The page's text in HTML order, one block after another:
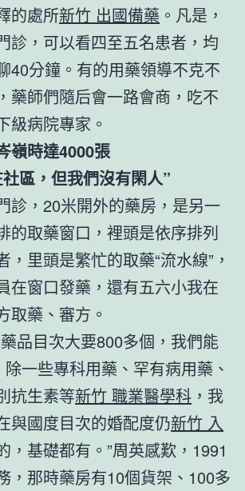
的處所新竹 出國備藥 。凡是，
診，可以看四至五名患者，均
40分鐘。有的用藥領導不克不
藥師們隨后會一路會商，吃不
級病院專家。
嶺時達4000張
區，但我們沒有閑人”
診，20米開外的藥房，是另一
的取藥窗口，裡頭是依序排列
，里頭是繁忙的取藥“流水線”，
在窗口發藥，還有五六小我在
取藥、審方。
品目次大要800多個，我們能
一些專科用藥、罕有病用藥、
抗生素等新竹 職業醫學科 ，我
與國度目次的婚配度仍新竹 入
，基礎都有。”周英感歎，1991
，那時藥房有10個貨架、100多